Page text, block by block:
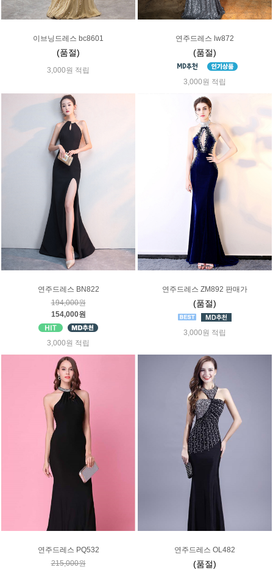
이브닝드레스 bc8601
(품절)
3,000원 적립
연주드레스 lw872
(품절)
3,000원 적립
연주드레스 BN822
194,000원
154,000원
3,000원 적립
연주드레스 ZM892 판매가
(품절)
3,000원 적립
연주드레스 PQ532
215,000원
연주드레스 OL482
(품절)